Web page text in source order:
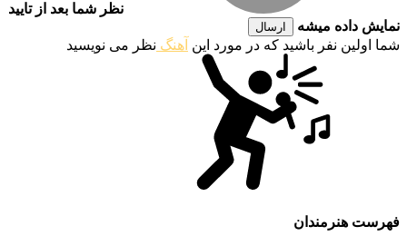
نظر شما بعد از تایید
نمایش داده میشه
ارسال
شما اولین نفر باشید که در مورد این آهنگ نظر می نویسید
فهرست هنرمندان